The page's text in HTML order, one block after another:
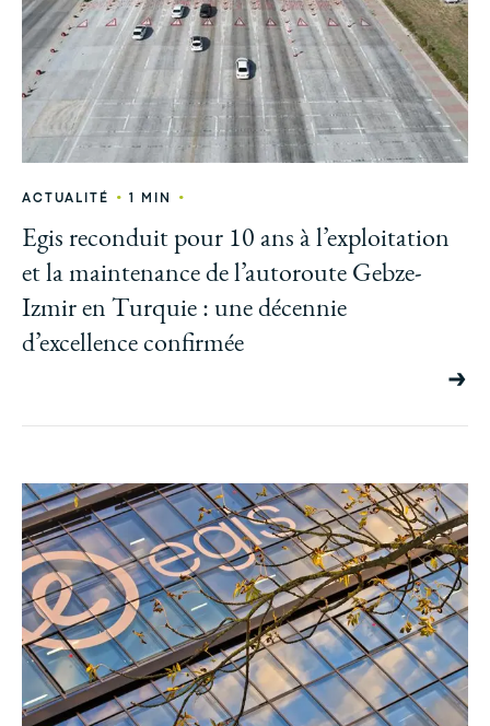
ACTUALITÉ • 1 MIN •
Egis reconduit pour 10 ans à l’exploitation
et la maintenance de l’autoroute Gebze-
Izmir en Turquie : une décennie
d’excellence confirmée